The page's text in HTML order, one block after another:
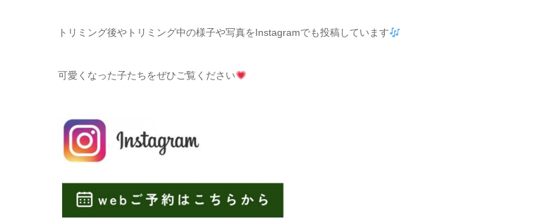
トリミング後やトリミング中の様子や写真をInstagramでも投稿しています
可愛くなった子たちをぜひご覧ください